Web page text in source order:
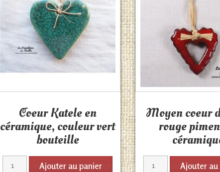
Coeur Katele en
céramique, couleur vert
bouteille
Ajouter au panier
Moyen coeur
rouge
Ajouter au